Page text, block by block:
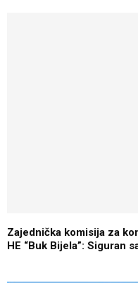
Zajednička komisija za
HE “Buk Bijela”: Siguran